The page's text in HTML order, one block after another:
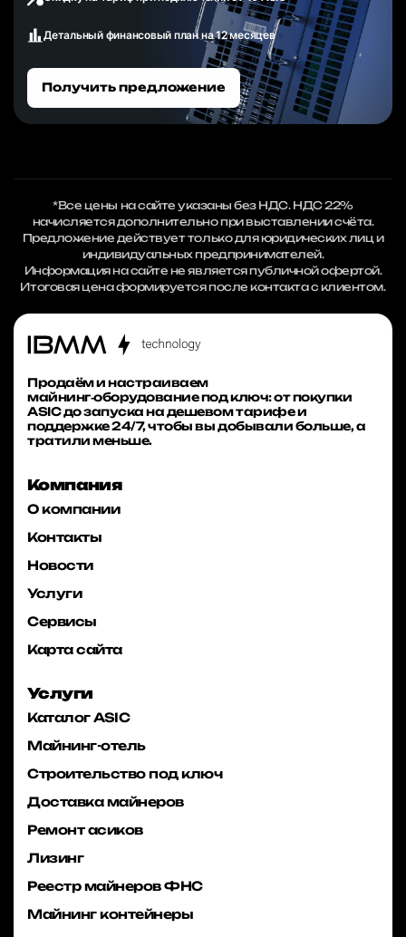
Детальный финансовый план на 12 месяцев
Получить предложение
*Все цены на сайте указаны без НДС. НДС 22%
начисляется дополнительно при выставлении счёта.
Предложение действует только для юридических лиц и
индивидуальных предпринимателей.
Информация на сайте не является публичной офертой.
Итоговая цена формируется после контакта с клиентом.
Продаём и настраиваем
майнинг‑оборудование под ключ: от покупки
ASIC до запуска на дешевом тарифе и
поддержке 24/7, чтобы вы добывали больше, а
тратили меньше.
Компания
О компании
Контакты
Новости
Услуги
Сервисы
Карта сайта
Услуги
Каталог ASIC
Майнинг-отель
Строительство под ключ
Доставка майнеров
Ремонт асиков
Лизинг
Реестр майнеров ФНС
Майнинг контейнеры